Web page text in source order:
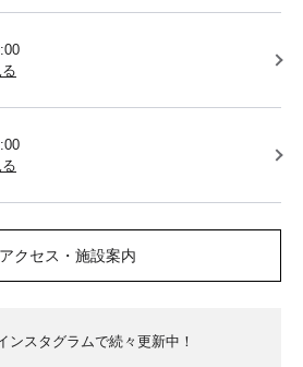
アクセス・施設案内
ンスタグラムで続々更新中！